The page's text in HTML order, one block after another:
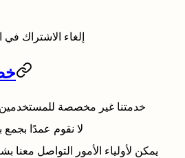
إلغاء الاشتراك في
6.
خدمتنا غير مخصصة للمستخدمين دون
لا نقوم عمدًا بجمع
يمكن لأولياء الأمور التواصل معنا